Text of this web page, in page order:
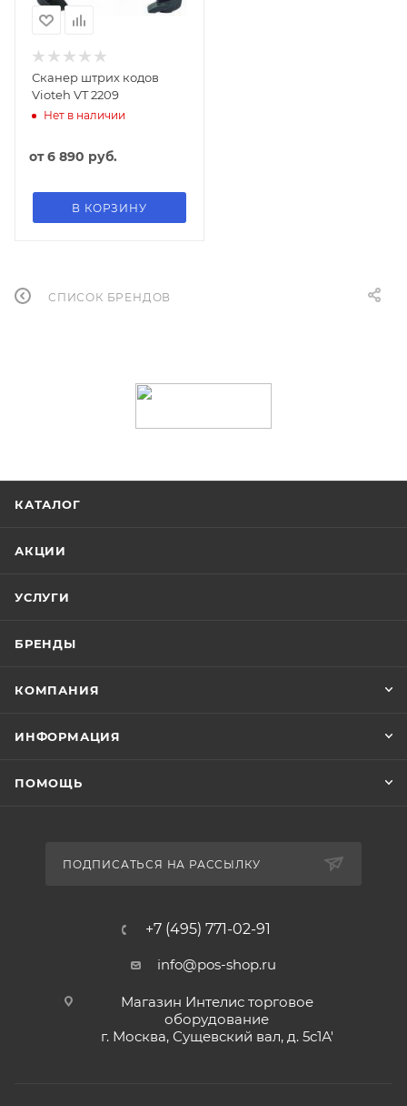
Сканер штрих кодов
Vioteh VT 2209
Нет в наличии
от6 890 руб.
В КОРЗИНУ
СПИСОК БРЕНДОВ
КАТАЛОГ
АКЦИИ
УСЛУГИ
БРЕНДЫ
КОМПАНИЯ
ИНФОРМАЦИЯ
ПОМОЩЬ
ПОДПИСАТЬСЯ НА РАССЫЛКУ
+7 (495) 771-02-91
info@pos-shop.ru
Магазин Интелис торговое
оборудование
г. Москва, Сущевский вал, д. 5с1А'